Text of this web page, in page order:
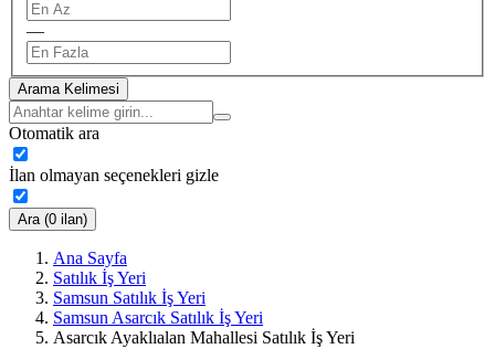
—
Arama Kelimesi
Otomatik ara
İlan olmayan seçenekleri gizle
Ara (0 ilan)
Ana Sayfa
Satılık İş Yeri
Samsun Satılık İş Yeri
Samsun Asarcık Satılık İş Yeri
Asarcık Ayaklıalan Mahallesi Satılık İş Yeri